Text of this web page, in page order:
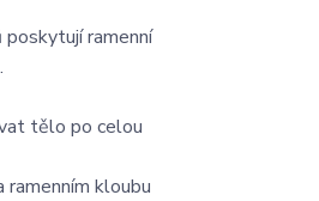
ramenní
tělo po celou
kloubu